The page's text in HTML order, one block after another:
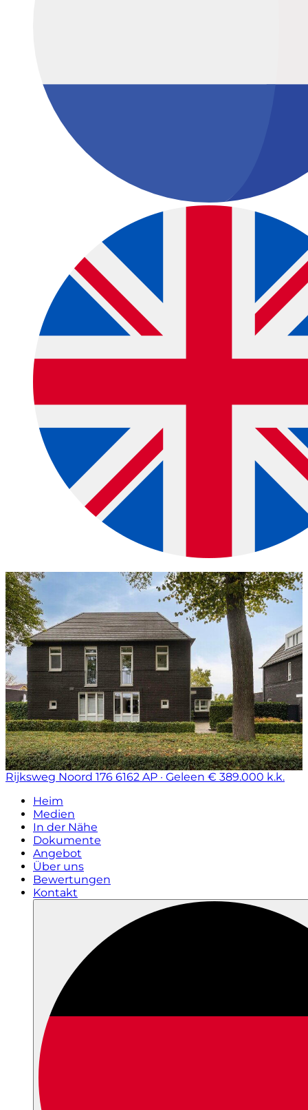
Rijksweg Noord 176 6162 AP · Geleen € 389.000 k.k.
Heim
Medien
In der Nähe
Dokumente
Angebot
Über uns
Bewertungen
Kontakt